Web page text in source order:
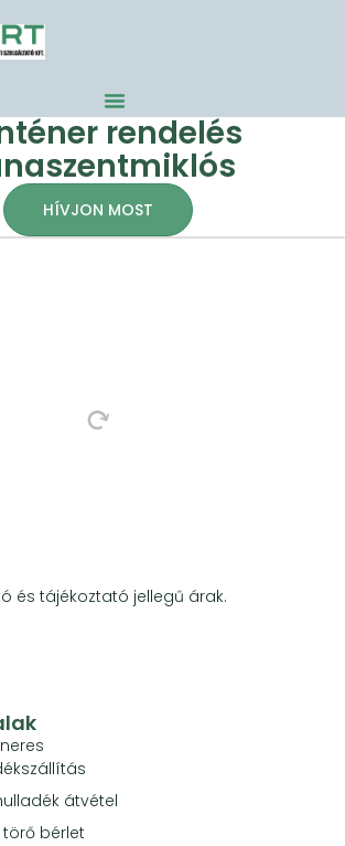
rendelés
HÍVJON MOST
és tájékoztató jellegű árak.
átvétel
törő bérlet